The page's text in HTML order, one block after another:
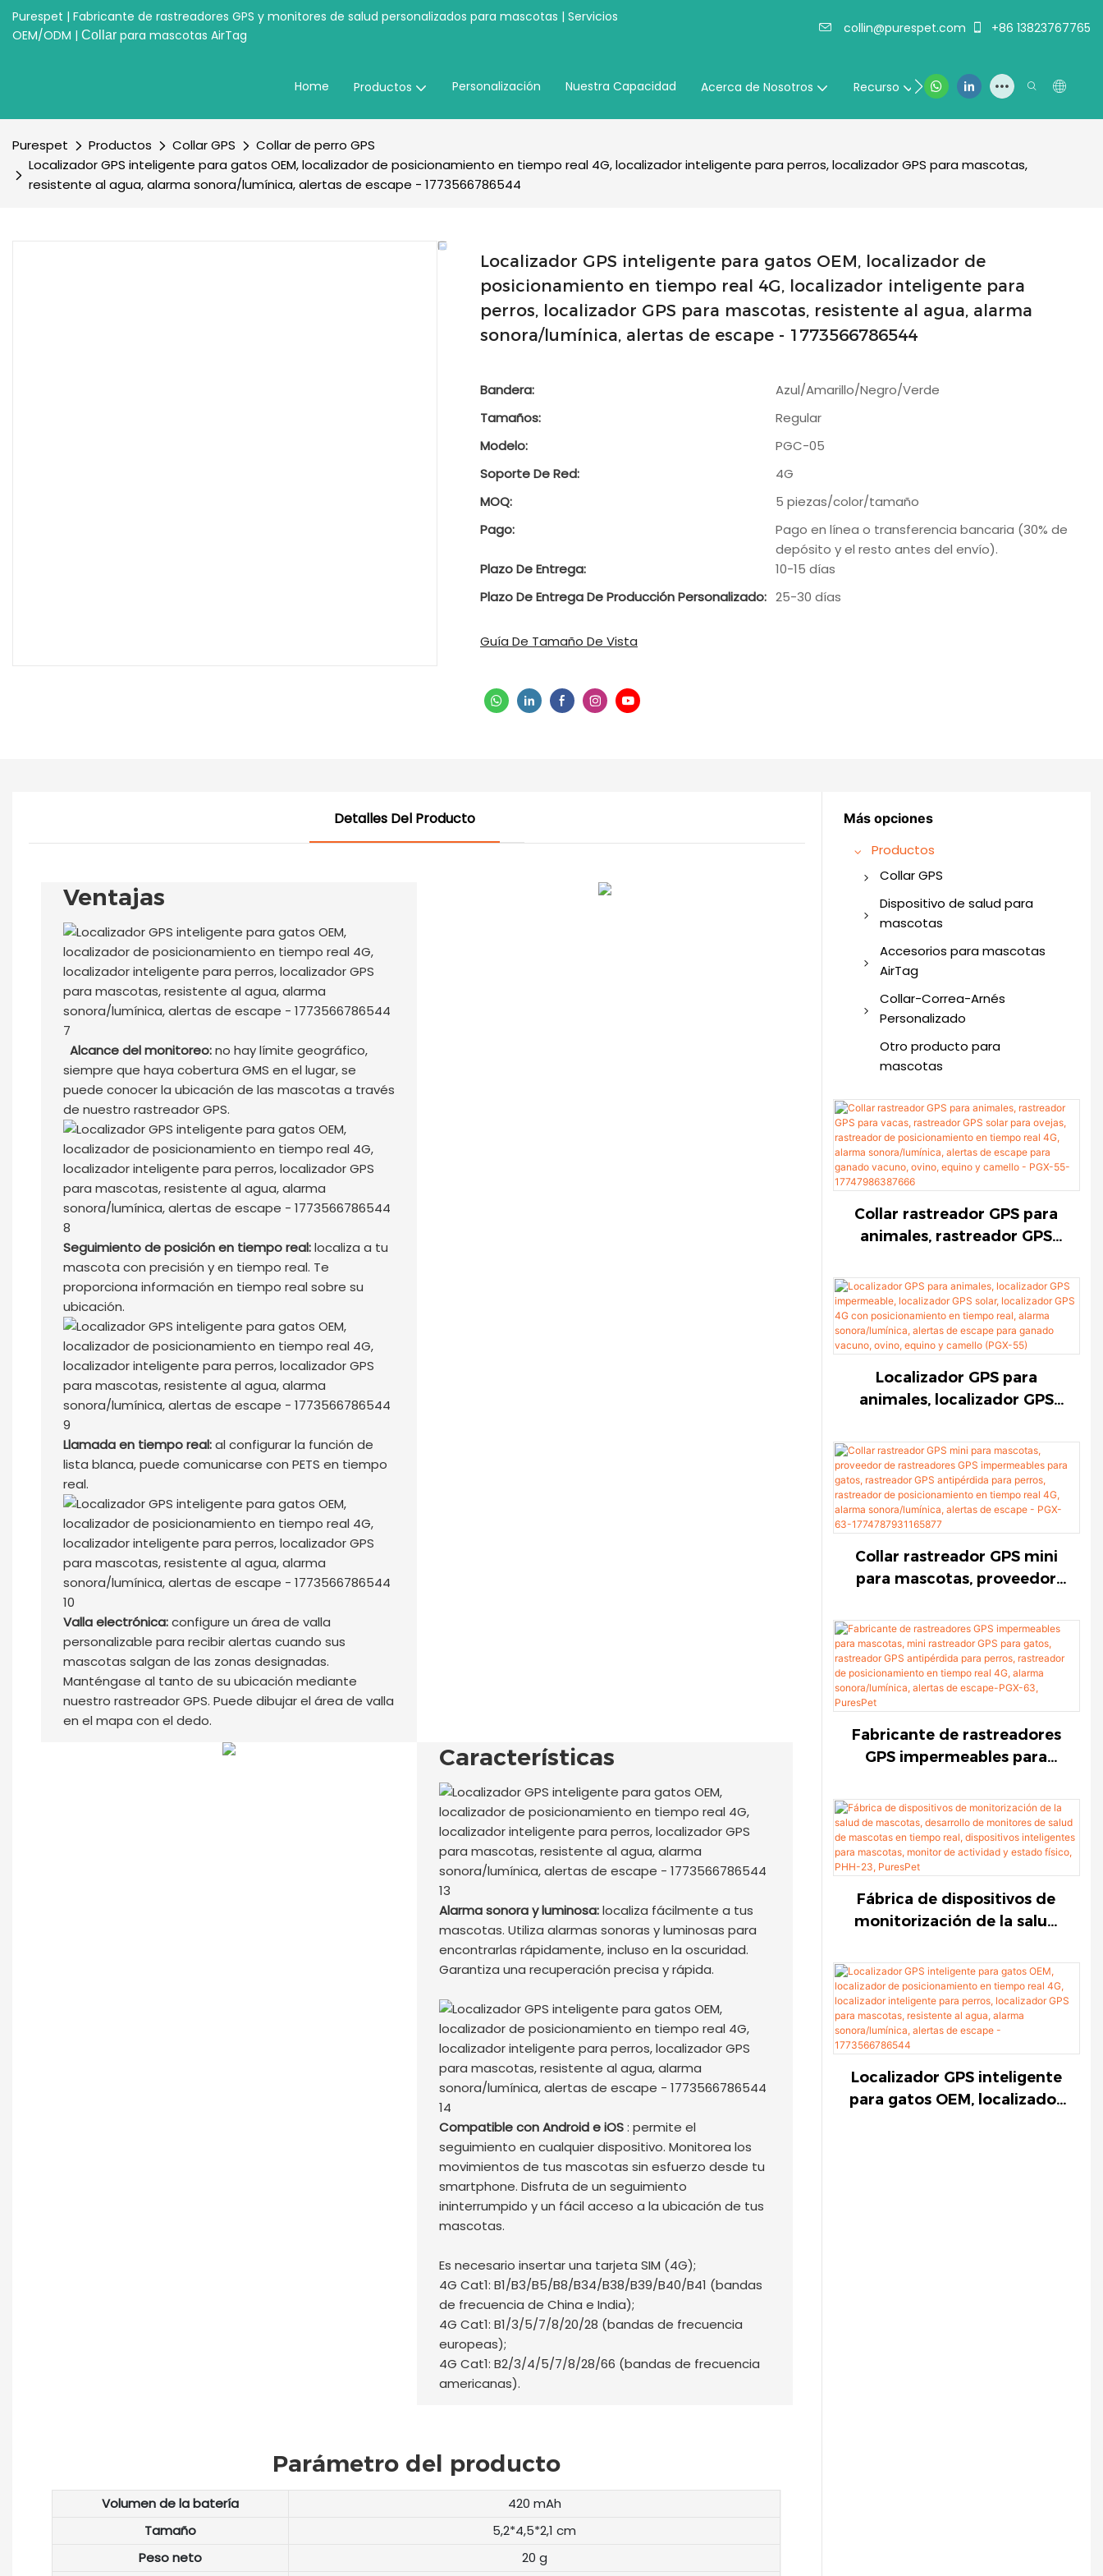
Purespet | Fabricante de rastreadores GPS y monitores de salud personalizados para mascotas | Servicios
OEM/ODM | Collar para mascotas AirTag collin@purespet.com +86 13823767765
Home Productos Personalización Nuestra Capacidad Acerca de Nosotros Recurso Contáctenos
Purespet Productos Collar GPS
Collar de perro GPS
Localizador GPS inteligente para gatos OEM, localizador de posicionamiento en tiempo real 4G, localizador inteligente para perros, localizador GPS para mascotas,
resistente al agua, alarma sonora/lumínica, alertas de escape - 1773566786544
Localizador GPS inteligente para gatos OEM, localizador de
posicionamiento en tiempo real 4G, localizador inteligente para
perros, localizador GPS para mascotas, resistente al agua, alarma
sonora/lumínica, alertas de escape - 1773566786544
Bandera:
Azul/Amarillo/Negro/Verde
Tamaños:
Regular
Modelo:
PGC-05
Soporte De Red:
4G
MOQ:
5 piezas/color/tamaño
Pago:
Pago en línea o transferencia bancaria (30% de
depósito y el resto antes del envío).
Plazo De Entrega:
10-15 días
Plazo De Entrega De Producción Personalizado: 25-30 días
Guía De Tamaño De Vista
Más opciones
Productos
Collar GPS
Collar de perro GPS
Rastreador GPS
Dispositivo de salud para
mascotas
Monitor inteligente de
salud para mascotas
Accesorios para mascotas
AirTag
Collar para perros AirTag
Collar para gatos AirTag
Arnés para mascotas
AirTag
Soporte para perros
AirTag
AirTag para mascotas
Collar-Correa-Arnés
Personalizado
Collar personalizado
para mascotas
personalizado
Correa personalizada
para mascotas
Otro producto para
mascotas
Collar rastreador GPS para
animales, rastreador GPS
solar para ovejas, rastreador
de posicionamiento en
tiempo real 4G, alarma
sonora/lumínica, alertas de
escape para ganado vacuno,
ovino, equino y camello -
Localizador GPS para
animales, localizador GPS
GPS solar, localizador GPS
4G con posicionamiento en
tiempo real, alarma
sonora/lumínica, alertas de
escape para ganado vacuno,
ovino, equino y camello
(PGX-55)
Collar rastreador GPS mini
para mascotas, proveedor
impermeables para gatos,
rastreador GPS antipérdida
para perros, rastreador de
posicionamiento en tiempo
real 4G, alarma
sonora/lumínica, alertas de
escape - PGX-63-
Fabricante de rastreadores
GPS impermeables para
GPS para gatos, rastreador
GPS antipérdida para perros,
rastreador de
posicionamiento en tiempo
real 4G, alarma
sonora/lumínica, alertas de
Fábrica de dispositivos de
monitorización de la salud
monitores de salud de
mascotas en tiempo real,
dispositivos inteligentes
para mascotas, monitor de
actividad y estado físico,
PHH-23, PuresPet
Localizador GPS inteligente
para gatos OEM, localizador
Detalles Del Producto
Ventajas
Alcance del monitoreo:no hay límite geográfico,
siempre que haya cobertura GMS en el lugar, se
puede conocer la ubicación de las mascotas a través
de nuestro rastreador GPS.
Seguimiento de posición en tiempo real:localiza a tu
mascota con precisión y en tiempo real. Te
proporciona información en tiempo real sobre su
ubicación.
Llamada en tiempo real:al configurar la función de
lista blanca, puede comunicarse con PETS en tiempo
real.
Valla electrónica:configure un área de valla
personalizable para recibir alertas cuando sus
mascotas salgan de las zonas designadas.
Manténgase al tanto de su ubicación mediante
nuestro rastreador GPS. Puede dibujar el área de valla
en el mapa con el dedo.
Características
Alarma sonora y luminosa:localiza fácilmente a tus
mascotas. Utiliza alarmas sonoras y luminosas para
encontrarlas rápidamente, incluso en la oscuridad.
Garantiza una recuperación precisa y rápida.
Compatible con Android e iOS: permite el
seguimiento en cualquier dispositivo. Monitorea los
movimientos de tus mascotas sin esfuerzo desde tu
smartphone. Disfruta de un seguimiento
ininterrumpido y un fácil acceso a la ubicación de tus
mascotas.
Es necesario insertar una tarjeta SIM (4G);
4G Cat1: B1/B3/B5/B8/B34/B38/B39/B40/B41 (bandas
de frecuencia de China e India);
4G Cat1: B1/3/5/7/8/20/28 (bandas de frecuencia
europeas);
4G Cat1: B2/3/4/5/7/8/28/66 (bandas de frecuencia
americanas).
Parámetro del producto
Volumen de la batería
420 mAh
Tamaño
5,2*4,5*2,1 cm
Peso neto
20 g